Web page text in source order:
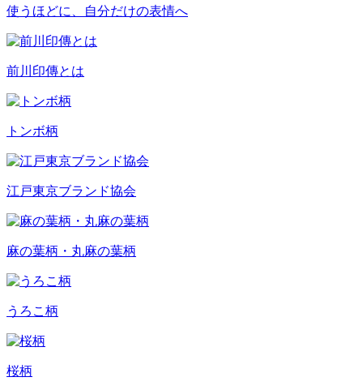
使うほどに、自分だけの表情へ
前川印傳とは
トンボ柄
江戸東京ブランド協会
麻の葉柄・丸麻の葉柄
うろこ柄
桜柄